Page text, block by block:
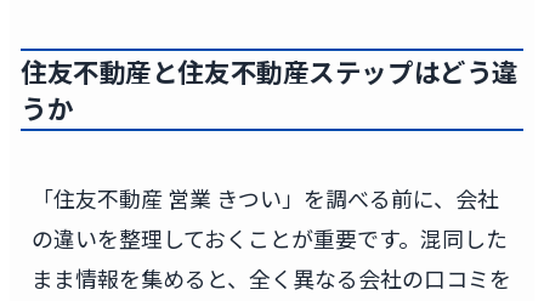
住友不動産と住友不動産ステップはどう違
うか
「住友不動産 営業 きつい」を調べる前に、会社
の違いを整理しておくことが重要です。混同した
まま情報を集めると、全く異なる会社の口コミを